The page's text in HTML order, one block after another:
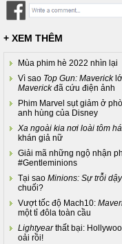
+ XEM THÊM
Mùa phim hè 2022 nhìn lại
Vì sao Top Gun: Maverick
Maverickđã cứu điện ảnh
Phim Marvel sụt giảm ở
anh hùng của Disney
Xa ngoài kia nơi loài tôm
khán giả nữ
Giải mã những ngộ nhận
#Gentleminions
Tại sao Minions: Sự trỗi
chuối?
Vượt tốc độ Mach10:
một tỉ đôla toàn cầu
Lightyearthất bại:
oải rồi!